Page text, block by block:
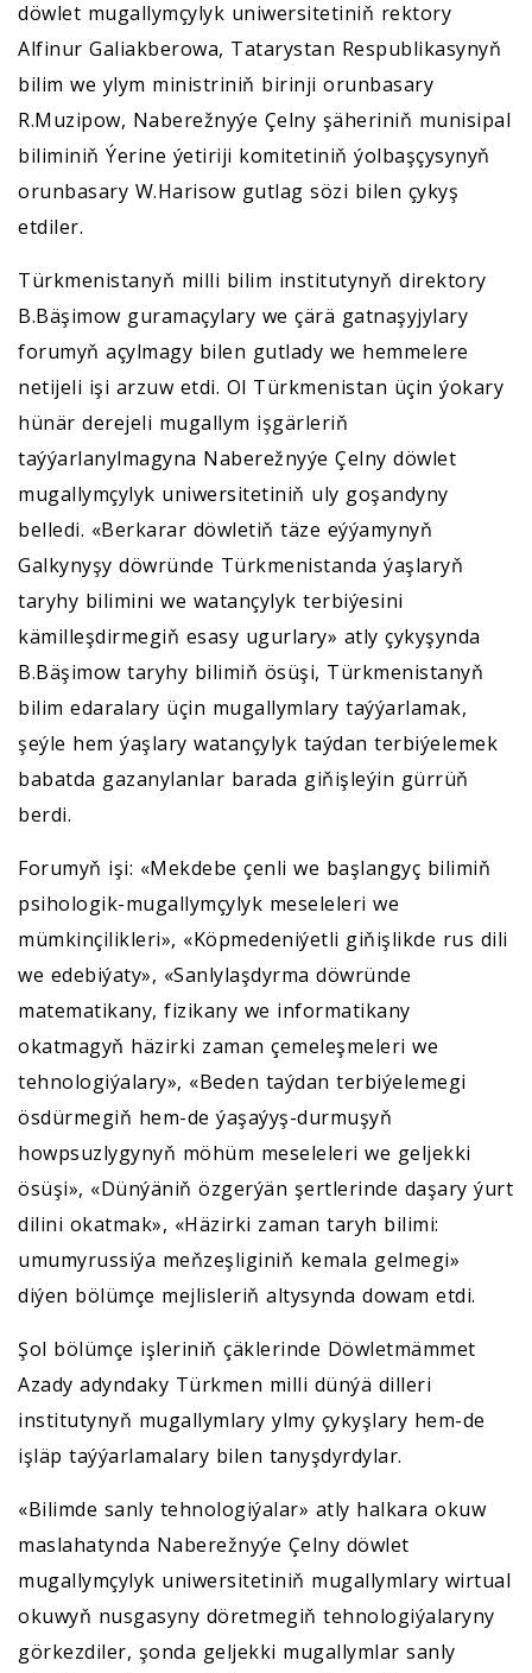
döwlet mugallymçylyk uniwersitetiniň rektory
Alfinur Galiakberowa, Tatarystan Respublikasynyň
bilim we ylym ministriniň birinji orunbasary
R.Muzipow, Naberežnyýe Çelny şäheriniň munisipal
biliminiň Ýerine ýetiriji komitetiniň ýolbaşçysynyň
orunbasary W.Harisow gutlag sözi bilen çykyş
etdiler.
Türkmenistanyň milli bilim institutynyň direktory
B.Bäşimow guramaçylary we çärä gatnaşyjylary
forumyň açylmagy bilen gutlady we hemmelere
netijeli işi arzuw etdi. Ol Türkmenistan üçin ýokary
hünär derejeli mugallym işgärleriň
taýýarlanylmagyna Naberežnyýe Çelny döwlet
mugallymçylyk uniwersitetiniň uly goşandyny
belledi. «Berkarar döwletiň täze eýýamynyň
Galkynyşy döwründe Türkmenistanda ýaşlaryň
taryhy bilimini we watançylyk terbiýesini
kämilleşdirmegiň esasy ugurlary» atly çykyşynda
B.Bäşimow taryhy bilimiň ösüşi, Türkmenistanyň
bilim edaralary üçin mugallymlary taýýarlamak,
şeýle hem ýaşlary watançylyk taýdan terbiýelemek
babatda gazanylanlar barada giňişleýin gürrüň
berdi.
Forumyň işi: «Mekdebe çenli we başlangyç bilimiň
psihologik-mugallymçylyk meseleleri we
mümkinçilikleri», «Köpmedeniýetli giňişlikde rus dili
we edebiýaty», «Sanlylaşdyrma döwründe
matematikany, fizikany we informatikany
okatmagyň häzirki zaman çemeleşmeleri we
tehnologiýalary», «Beden taýdan terbiýelemegi
ösdürmegiň hem-de ýaşaýyş-durmuşyň
howpsuzlygynyň möhüm meseleleri we geljekki
ösüşi», «Dünýäniň özgerýän şertlerinde daşary ýurt
dilini okatmak», «Häzirki zaman taryh bilimi:
umumyrussiýa meňzeşliginiň kemala gelmegi»
diýen bölümçe mejlisleriň altysynda dowam etdi.
Şol bölümçe işleriniň çäklerinde Döwletmämmet
Azady adyndaky Türkmen milli dünýä dilleri
institutynyň mugallymlary ylmy çykyşlary hem-de
işläp taýýarlamalary bilen tanyşdyrdylar.
«Bilimde sanly tehnologiýalar» atly halkara okuw
maslahatynda Naberežnyýe Çelny döwlet
mugallymçylyk uniwersitetiniň mugallymlary wirtual
okuwyň nusgasyny döretmegiň tehnologiýalaryny
görkezdiler, şonda geljekki mugallymlar sanly